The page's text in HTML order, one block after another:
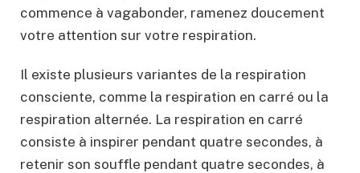
commence à vagabonder, ramenez doucement
votre attention sur votre respiration.
Il existe plusieurs variantes de la respiration
consciente, comme la respiration en carré ou la
respiration alternée. La respiration en carré
consiste à inspirer pendant quatre secondes, à
retenir son souffle pendant quatre secondes, à